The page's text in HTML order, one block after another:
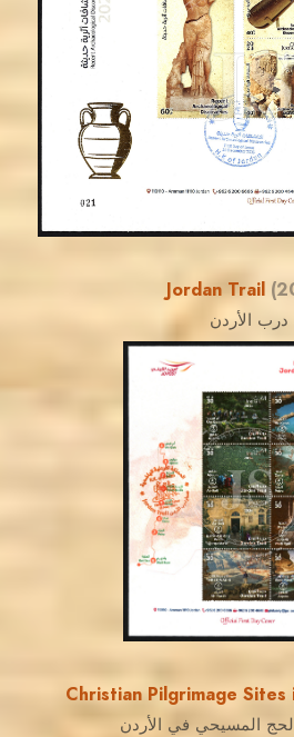
JS
EST. 2007
Jordan Trail
درب الأردن
JS
MAHDI
EST. 2007
Christian Pilgrimage Sites
المسيحي في الأردن